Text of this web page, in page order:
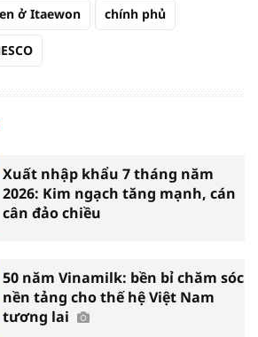
ở Itaewon chính phủ
Xuất nhập khẩu 7 tháng năm
2026: Kim ngạch tăng mạnh, cán
cân đảo chiều
50 năm Vinamilk: bền bỉ chăm sóc
nền tảng cho thế hệ Việt Nam
tương lai